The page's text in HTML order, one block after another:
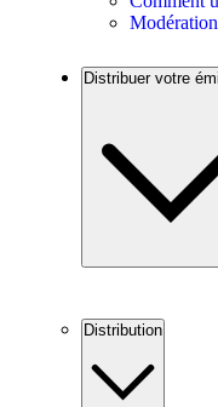
Distribuer votre
Distribution